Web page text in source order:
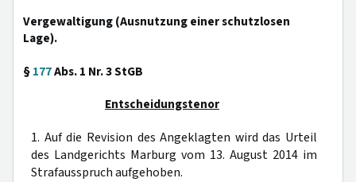
Vergewaltigung (Ausnutzung einer schutzlosen
Lage).
§177Abs. 1 Nr. 3 StGB
Entscheidungstenor
1. Auf die Revision des Angeklagten wird das Urteil
des Landgerichts Marburg vom 13. August 2014 im
Strafausspruch aufgehoben.